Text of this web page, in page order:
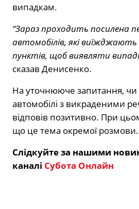
випадкам.
“Зараз проходить посилена
автомобілів, які виїжджають
пунктів, щоб виявляти
сказав Денисенко.
На уточнююче запитання, чи
автомобілі з викраденими
відповів позитивно. При
що це тема окремої розмови.
Слідкуйте за нашими
каналі Субота Онлайн